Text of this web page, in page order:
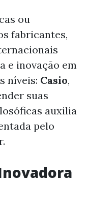
ou
fabricantes,
e inovação em
níveis: Casio,
suas
auxilia
pelo